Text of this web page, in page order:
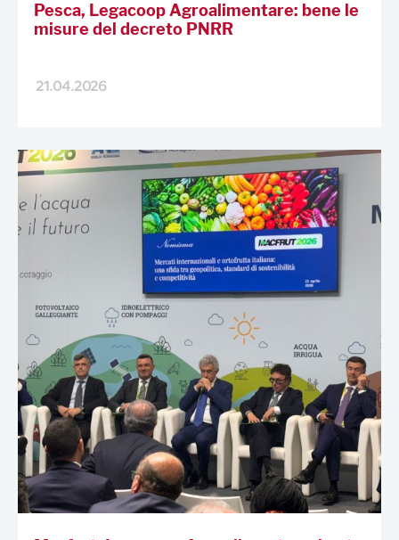
Pesca, Legacoop Agroalimentare: bene le
misure del decreto PNRR
21.04.2026